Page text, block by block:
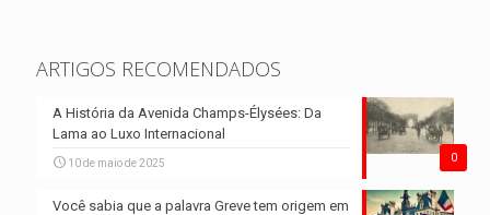
ARTIGOS RECOMENDADOS
0
A História da Avenida Champs-Élysées: Da
Lama ao Luxo Internacional
10 de maio de 2025
Você sabia que a palavra Greve tem origem em